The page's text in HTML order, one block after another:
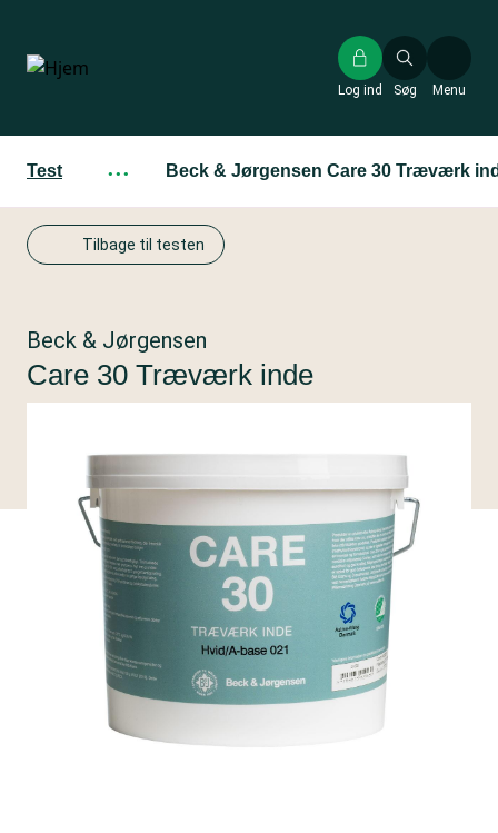
hovedindhold
Søg
Log ind Menu
Test ··· Beck & Jørgensen Care 30 Træværk
Tilbage til testen
Beck & Jørgensen
Care 30 Træværk inde